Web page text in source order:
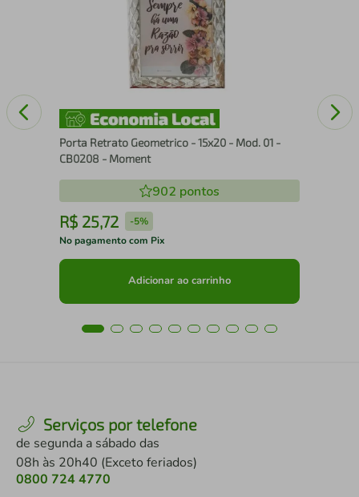
Porta Retrato Geometrico - 15x20 - Mod. 01 -
CB0208 - Moment
902 pontos
R$ 25,72 -5%
No pagamento com Pix
Adicionar ao carrinho
Serviços por telefone
de segunda a sábado das
08h às 20h40 (Exceto feriados)
0800 724 4770